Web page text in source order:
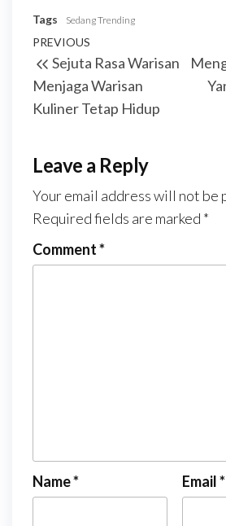
Tags
Sedang Trending
Post
navigation
Previous
Post
PREVIOUS
Sejuta Rasa Warisan
Menjaga Warisan
Kuliner Tetap Hidup
Leave a Reply
Your email address will not be
Required fields are marked *
Comment*
Name* Email*